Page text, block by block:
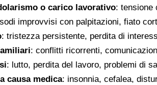
o carico lavorativo: tensione
improvvisi con palpitazioni, fiato
: tristezza persistente, perdita di
: conflitti ricorrenti,
: lutto, perdita del lavoro, problemi di
causa medica: insonnia, cefalea,